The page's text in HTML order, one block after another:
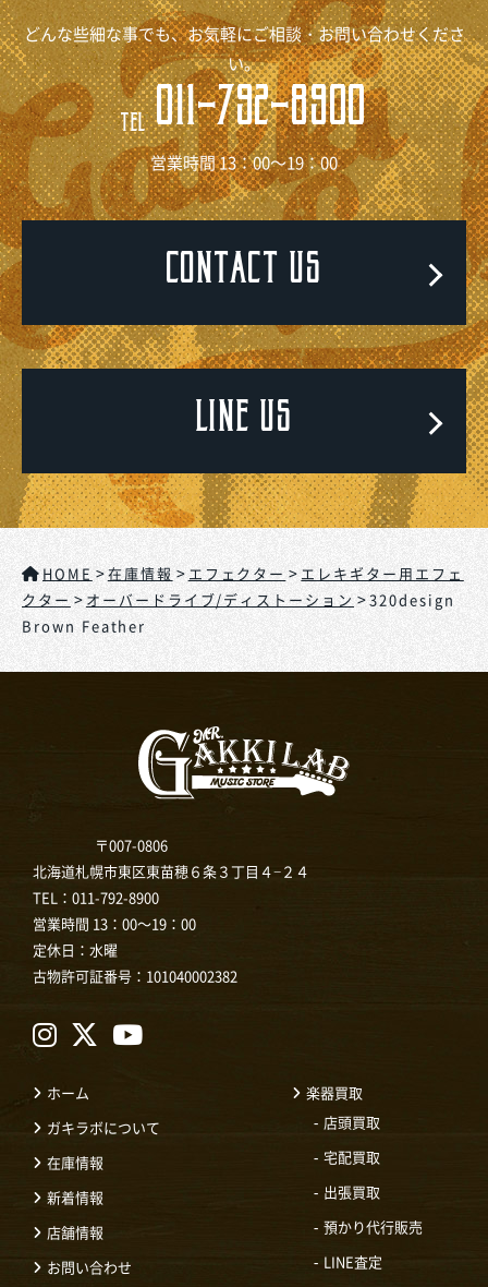
どんな些細な事でも、お気軽にご相談・お問い合わせくださ
い。
TEL 011-792-8900
営業時間 13：00～19：00
CONTACT US
LINE US
HOME >在庫情報 > エフェクター > エレキギター用エフェ
クター > オーバードライブ/ディストーション >320design
Brown Feather
〒007-0806
北海道札幌市東区東苗穂６条３丁目４−２４
TEL： 011-792-8900
営業時間 13：00～19：00
定休日：水曜
古物許可証番号：101040002382
ホーム
ガキラボについて
在庫情報
新着情報
店舗情報
お問い合わせ
楽器買取
店頭買取
宅配買取
出張買取
預かり代行販売
LINE査定